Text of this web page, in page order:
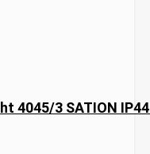
4045/3 SATION